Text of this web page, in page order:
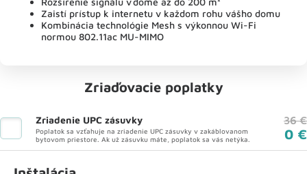
Zaistí prístup k internetu v každom rohu vášho domu
Kombinácia technológie Mesh s výkonnou Wi-Fi
normou 802.11ac MU-MIMO
Zriaďovacie poplatky
Zriadenie UPC zásuvky
Poplatok sa vzťahuje na zriadenie UPC zásuvky v zakáblovanom
bytovom priestore. Ak už zásuvku máte, poplatok sa vás netýka.
36 €
0 €